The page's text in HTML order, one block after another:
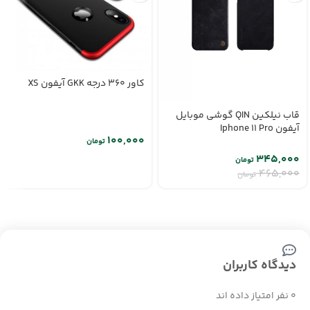
قاب نیلکین QIN گوشی موبایل
آیفون Iphone 11 Pro
۴۶۵,۰۰۰ تومان
۳۴۵,۰۰۰تومان
کاور 360 درجه GKK آیفون XS
تومان
دیدگاه کاربران
0 نفر امتیاز داده اند